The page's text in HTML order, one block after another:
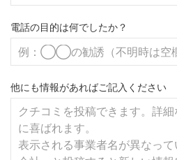
電話の目的は何でしたか？
他にも情報があればご記入ください